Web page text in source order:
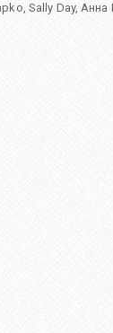
, Sally Day,Анна